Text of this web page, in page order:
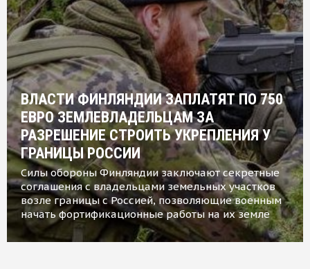
ВЛАСТИ ФИНЛЯНДИИ ЗАПЛАТЯТ ПО 750
ЕВРО ЗЕМЛЕВЛАДЕЛЬЦАМ ЗА
РАЗРЕШЕНИЕ СТРОИТЬ УКРЕПЛЕНИЯ У
ГРАНИЦЫ РОССИИ
Силы обороны Финляндии заключают секретные
соглашения с владельцами земельных участков
возле границы с Россией, позволяющие военным
начать фортификационные работы на их земле